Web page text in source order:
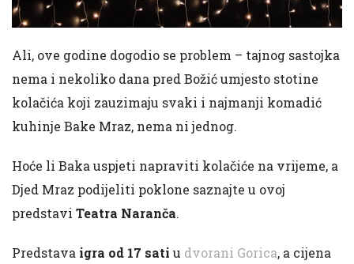
Ali, ove godine dogodio se problem – tajnog sastojka
nema i nekoliko dana pred Božić umjesto stotine
kolačića koji zauzimaju svaki i najmanji komadić
kuhinje Bake Mraz, nema ni jednog.
Hoće li Baka uspjeti napraviti kolačiće na vrijeme, a
Djed Mraz podijeliti poklone saznajte u ovoj
predstavi Teatra Naranča.
Predstava igra od 17 sati u dvorani Gorica, a cijena